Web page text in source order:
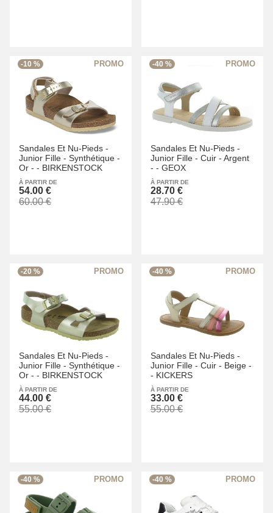
-10 %
Sandales Et Nu-Pieds -
Junior Fille - Synthétique -
Or - - BIRKENSTOCK
À PARTIR DE
54.00 €
60.00 €
-40 %
Sandales Et Nu-Pieds -
Junior Fille - Cuir - Argent
- - GEOX
À PARTIR DE
28.70 €
47.90 €
-20 %
Sandales Et Nu-Pieds -
Junior Fille - Synthétique -
Or - - BIRKENSTOCK
À PARTIR DE
44.00 €
55.00 €
-40 %
Sandales Et Nu-Pieds -
Junior Fille - Cuir - Beige -
- KICKERS
À PARTIR DE
33.00 €
55.00 €
-40 % -40 %